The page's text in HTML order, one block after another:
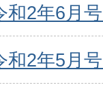
和2年6月
和2年5月